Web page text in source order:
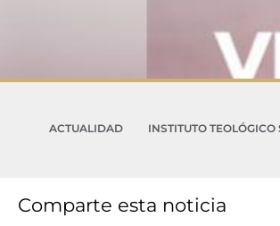
ACTUALIDAD INSTITUTO
Comparte esta noticia